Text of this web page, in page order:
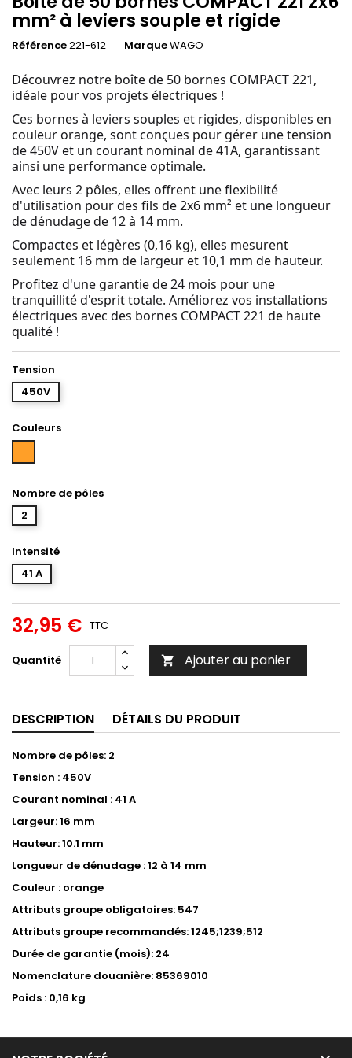
mm² à leviers souple et rigide
Référence221-612 MarqueWAGO
Découvrez notre boîte de 50 bornes COMPACT 221,
idéale pour vos projets électriques !
Ces bornes à leviers souples et rigides, disponibles en
couleur orange, sont conçues pour gérer une tension
de 450V et un courant nominal de 41A, garantissant
ainsi une performance optimale.
Avec leurs 2 pôles, elles offrent une flexibilité
d'utilisation pour des fils de 2x6 mm² et une longueur
de dénudage de 12 à 14 mm.
Compactes et légères (0,16 kg), elles mesurent
seulement 16 mm de largeur et 10,1 mm de hauteur.
Profitez d'une garantie de 24 mois pour une
tranquillité d'esprit totale. Améliorez vos installations
électriques avec des bornes COMPACT 221 de haute
qualité !
Tension
450V
Couleurs
Nombre de pôles
2
Intensité
41 A
32,95 € TTC
Quantité  Ajouter au panier
DESCRIPTION DÉTAILS DU PRODUIT
Nombre de pôles: 2
Tension : 450V
Courant nominal : 41 A
Largeur: 16 mm
Hauteur: 10.1 mm
Longueur de dénudage : 12 à 14 mm
Couleur : orange
Attributs groupe obligatoires: 547
Attributs groupe recommandés: 1245;1239;512
Durée de garantie (mois): 24
Nomenclature douanière: 85369010
Poids : 0,16 kg